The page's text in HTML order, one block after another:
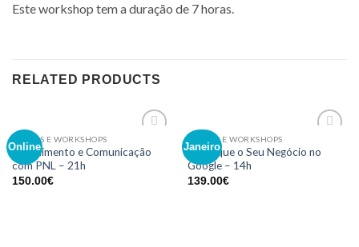
Este workshop tem a duração de 7 horas.
RELATED PRODUCTS
Online
aos meus
CURSOS E WORKSHOPS
Atendimento e Comunicação
com PNL – 21h
150.00€
Janeiro
aos meus
CURSOS E WORKSHOPS
Destaque o Seu Negócio no
Google – 14h
139.00€